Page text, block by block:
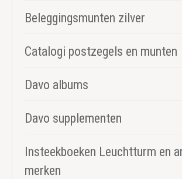
Beleggingsmunten zilver
Catalogi postzegels en munten
Davo albums
Davo supplementen
Insteekboeken Leuchtturm en
merken